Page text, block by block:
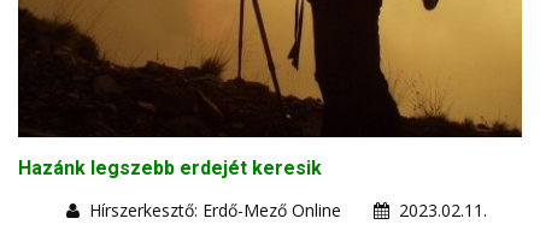
Hazánk legszebb erdejét keresik
Hírszerkesztő: Erdő-Mező Online
2023.02.11.